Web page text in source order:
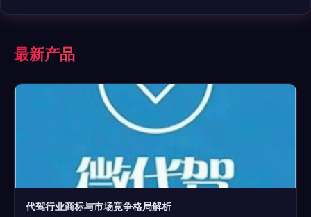
最新产品
代驾行业商标与市场竞争格局解析